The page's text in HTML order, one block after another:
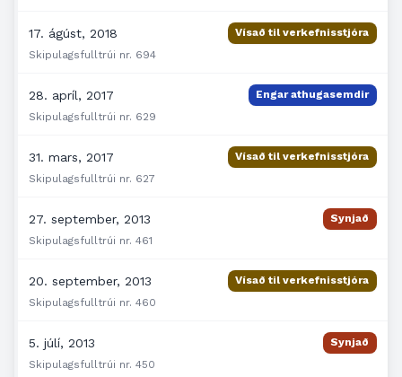
17. ágúst, 2018
Vísað til verkefnisstjóra
Skipulagsfulltrúi nr. 694
28. apríl, 2017
Engar athugasemdir
Skipulagsfulltrúi nr. 629
31. mars, 2017
Vísað til verkefnisstjóra
Skipulagsfulltrúi nr. 627
27. september, 2013
Synjað
Skipulagsfulltrúi nr. 461
20. september, 2013
Vísað til verkefnisstjóra
Skipulagsfulltrúi nr. 460
5. júlí, 2013
Synjað
Skipulagsfulltrúi nr. 450